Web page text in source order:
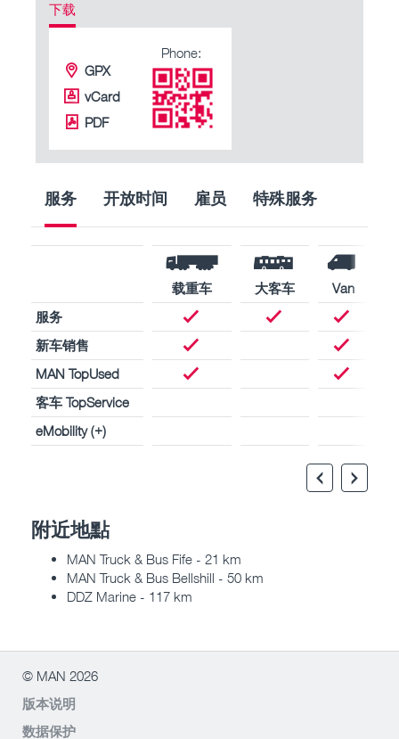
下载
GPX
vCard
PDF
Phone:
服务 开放时间 雇员 特殊服务
载重车 大客车
Van
服务
新车销售
MAN TopUsed
客车 TopService
eMobility (+)
附近地點
MAN Truck & Bus Fife - 21 km
MAN Truck & Bus Bellshill - 50 km
DDZ Marine - 117 km
© MAN 2026
版本说明
数据保护